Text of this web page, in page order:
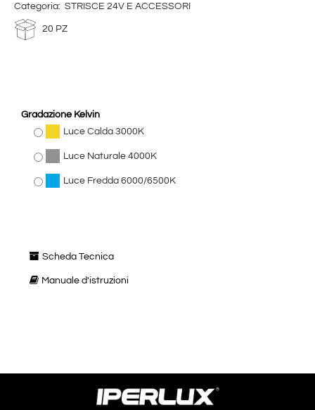
Categoria: STRISCE 24V E ACCESSORI
20 PZ
Gradazione Kelvin
Luce Calda 3000K
Luce Naturale 4000K
Luce Fredda 6000/6500K
Scheda Tecnica
Manuale d'istruzioni